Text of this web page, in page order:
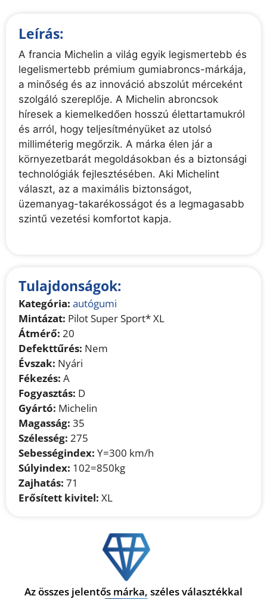
Leírás:
A francia Michelin a világ egyik legismertebb és
legelismertebb prémium gumiabroncs-márkája,
a minőség és az innováció abszolút mérceként
szolgáló szereplője. A Michelin abroncsok
híresek a kiemelkedően hosszú élettartamukról
és arról, hogy teljesítményüket az utolsó
milliméterig megőrzik. A márka élen jár a
környezetbarát megoldásokban és a biztonsági
technológiák fejlesztésében. Aki Michelint
választ, az a maximális biztonságot,
üzemanyag-takarékosságot és a legmagasabb
szintű vezetési komfortot kapja.
Tulajdonságok:
Kategória: autógumi
Mintázat: Pilot Super Sport* XL
Átmérő: 20
Defekttűrés: Nem
Évszak: Nyári
Fékezés: A
Fogyasztás: D
Gyártó: Michelin
Magasság: 35
Szélesség: 275
Sebességindex: Y=300 km/h
Súlyindex: 102=850kg
Zajhatás: 71
Erősített kivitel: XL
Az összes jelentős márka, széles választékkal